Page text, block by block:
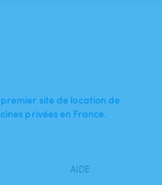
premier site de location de
privées en France.
AIDE